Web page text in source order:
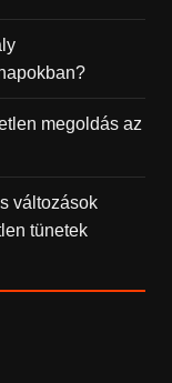
megoldás az
változások
tünetek